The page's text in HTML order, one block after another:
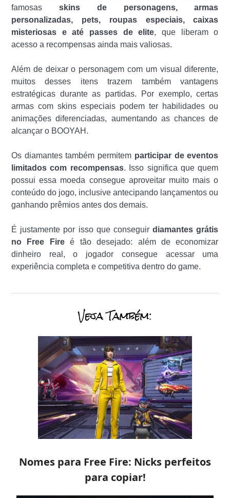
famosas skins de personagens,armas
personalizadas, pets, roupas especiais, caixas
misteriosas e até passes de elite, que liberam o
acesso a recompensas ainda mais valiosas.
Além de deixar o personagem com um visual diferente,
muitos desses itens trazem também vantagens
estratégicas durante as partidas. Por exemplo, certas
armas com skins especiais podem ter habilidades ou
animações diferenciadas, aumentando as chances de
alcançar o BOOYAH.
Os diamantes também permitem participar de eventos
limitados com recompensas. Isso significa que quem
possui essa moeda consegue aproveitar muito mais o
conteúdo do jogo, inclusive antecipando lançamentos ou
ganhando prêmios antes dos demais.
É justamente por isso que conseguirdiamantes grátis
no Free Fireé tão desejado: além de economizar
dinheiro real, o jogador consegue acessar uma
experiência completa e competitiva dentro do game.
Veja Também:
Nomes para Free Fire: Nicks perfeitos
para copiar!